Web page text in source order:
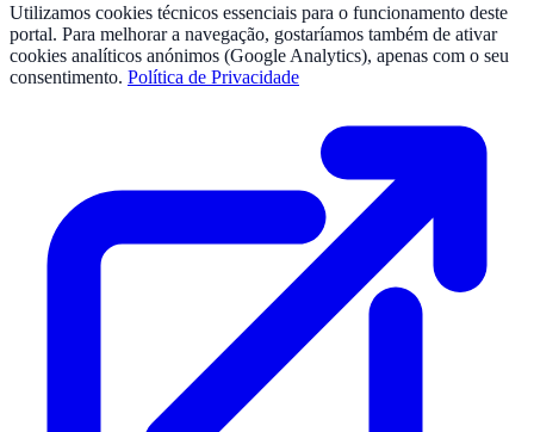
Utilizamos cookies técnicos essenciais para o funcionamento deste
portal. Para melhorar a navegação, gostaríamos também de ativar
cookies analíticos anónimos (Google Analytics), apenas com o seu
consentimento. Política de Privacidade